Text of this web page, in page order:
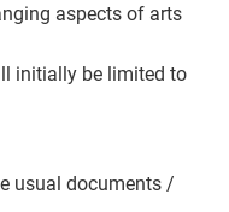
aspects of arts
initially be limited to
usual documents /